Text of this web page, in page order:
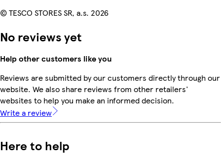
© TESCO STORES SR, a.s. 2026
No reviews yet
Help other customers like you
Reviews are submitted by our customers directly through our
website. We also share reviews from other retailers'
websites to help you make an informed decision.
Write a review
Here to help